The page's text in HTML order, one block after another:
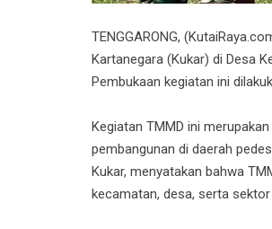
TENGGARONG,
Kartanegara (Kukar) di Desa
Pembukaan kegiatan ini
Kegiatan TMMD ini
pembangunan di daerah
Kukar, menyatakan bahwa
kecamatan, desa, serta sektor